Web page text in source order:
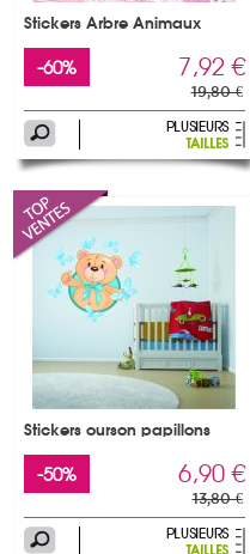
Stickers Arbre Animaux
-60% 7,92 €
19,80 €
Stickers ourson papillons
-50% 6,90 €
13,80 €